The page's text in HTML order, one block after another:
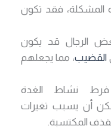
المشكلة، فقد تكون
الرجال قد يكون
القضيب، مما يجعلهم
نشاط الغدة
أن يسبب تغيرات
المكتسبة.